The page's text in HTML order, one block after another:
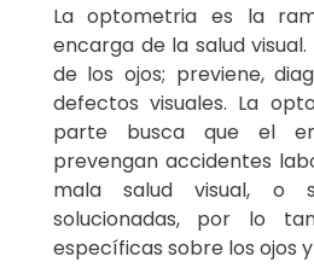
La optometria es la
encarga de la salud
de los ojos; previene,
defectos visuales. La
parte busca que el
prevengan accidentes
mala salud visual, o
solucionadas, por lo
específicas sobre los ojos